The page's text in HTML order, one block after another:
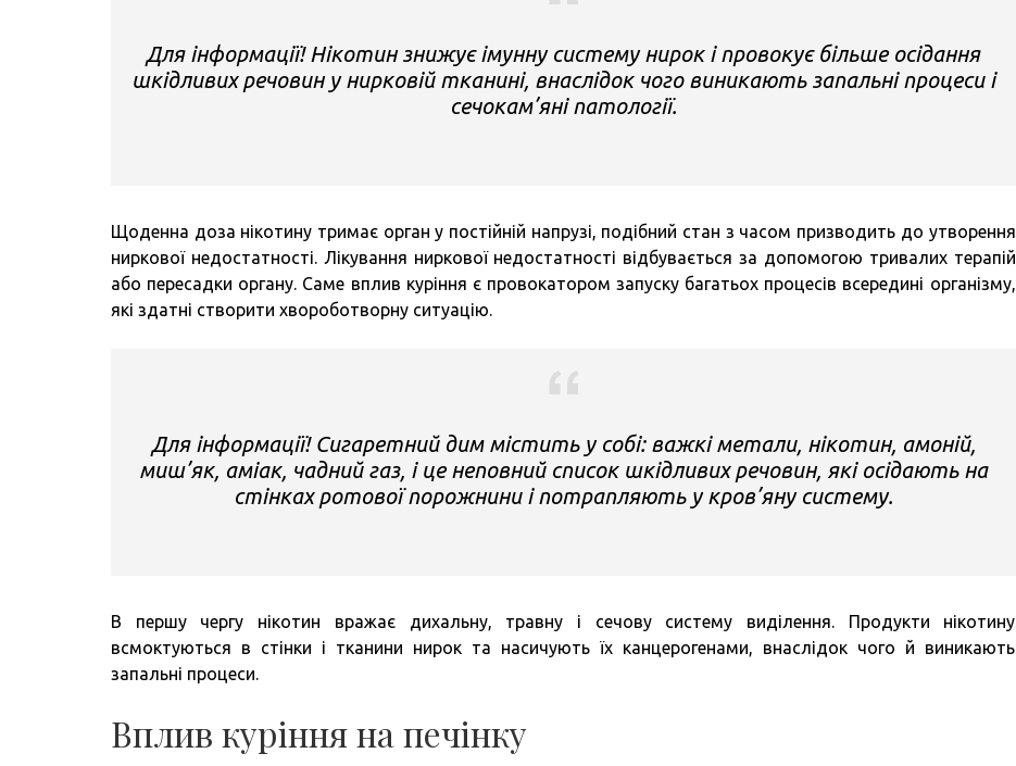
Для інформації! Нікотин знижує імунну систему нирок і провокує більше осідання
шкідливих речовин у нирковій тканині, внаслідок чого виникають запальні процеси і
сечокам’яні патології.
Щоденна доза нікотину тримає орган у постійній напрузі, подібний стан з часом призводить до утворення
ниркової недостатності. Лікування ниркової недостатності відбувається за допомогою тривалих терапій
або пересадки органу. Саме вплив куріння є провокатором запуску багатьох процесів всередині організму,
які здатні створити хвороботворну ситуацію.
Для інформації! Сигаретний дим містить у собі: важкі метали, нікотин, амоній,
миш’як, аміак, чадний газ, і це неповний список шкідливих речовин, які осідають на
стінках ротової порожнини і потрапляють у кров’яну систему.
В першу чергу нікотин вражає дихальну, травну і сечову систему виділення. Продукти нікотину
всмоктуються в стінки і тканини нирок та насичують їх канцерогенами, внаслідок чого й виникають
запальні процеси.
Вплив куріння на печінку